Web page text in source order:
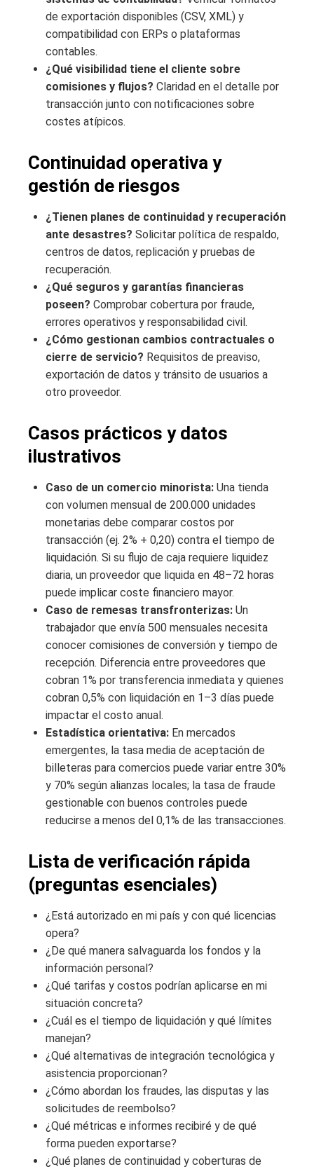
de exportación disponibles (CSV, XML) y
compatibilidad con ERPs o plataformas
contables.
¿Qué visibilidad tiene el cliente sobre
comisiones y flujos? Claridad en el detalle por
transacción junto con notificaciones sobre
costes atípicos.
Continuidad operativa y
gestión de riesgos
¿Tienen planes de continuidad y recuperación
ante desastres? Solicitar política de respaldo,
centros de datos, replicación y pruebas de
recuperación.
¿Qué seguros y garantías financieras
poseen? Comprobar cobertura por fraude,
errores operativos y responsabilidad civil.
¿Cómo gestionan cambios contractuales o
cierre de servicio? Requisitos de preaviso,
exportación de datos y tránsito de usuarios a
otro proveedor.
Casos prácticos y datos
ilustrativos
Caso de un comercio minorista: Una tienda
con volumen mensual de 200.000 unidades
monetarias debe comparar costos por
transacción (ej. 2% + 0,20) contra el tiempo de
liquidación. Si su flujo de caja requiere liquidez
diaria, un proveedor que liquida en 48–72 horas
puede implicar coste financiero mayor.
Caso de remesas transfronterizas: Un
trabajador que envía 500 mensuales necesita
conocer comisiones de conversión y tiempo de
recepción. Diferencia entre proveedores que
cobran 1% por transferencia inmediata y quienes
cobran 0,5% con liquidación en 1–3 días puede
impactar el costo anual.
Estadística orientativa: En mercados
emergentes, la tasa media de aceptación de
billeteras para comercios puede variar entre 30%
y 70% según alianzas locales; la tasa de fraude
gestionable con buenos controles puede
reducirse a menos del 0,1% de las transacciones.
Lista de verificación rápida
(preguntas esenciales)
¿Está autorizado en mi país y con qué licencias
opera?
¿De qué manera salvaguarda los fondos y la
información personal?
¿Qué tarifas y costos podrían aplicarse en mi
situación concreta?
¿Cuál es el tiempo de liquidación y qué límites
manejan?
¿Qué alternativas de integración tecnológica y
asistencia proporcionan?
¿Cómo abordan los fraudes, las disputas y las
solicitudes de reembolso?
¿Qué métricas e informes recibiré y de qué
forma pueden exportarse?
¿Qué planes de continuidad y coberturas de